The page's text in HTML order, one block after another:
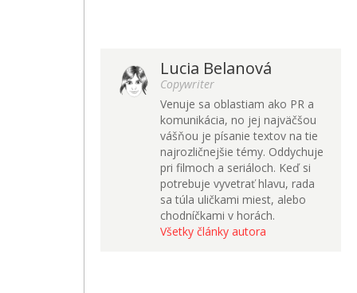
Lucia Belanová
Copywriter
Venuje sa oblastiam ako PR a
komunikácia, no jej najväčšou
vášňou je písanie textov na tie
najrozličnejšie témy. Oddychuje
pri filmoch a seriáloch. Keď si
potrebuje vyvetrať hlavu, rada
sa túla uličkami miest, alebo
chodníčkami v horách.
Všetky články autora